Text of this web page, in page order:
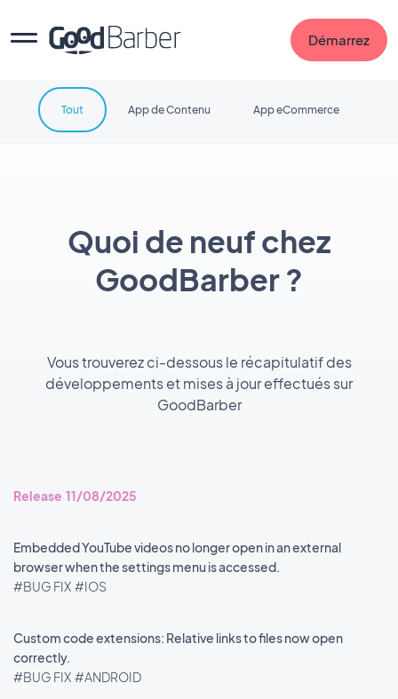
Démarrez
Quoi de neuf chez
GoodBarber ?
Vous trouverez ci-dessous le récapitulatif des
développements et mises à jour effectués sur
GoodBarber
Tout App de Contenu App eCommerce
Release 11/08/2025
Embedded YouTube videos no longer open in an external
browser when the settings menu is accessed.
#BUG FIX #IOS
Custom code extensions: Relative links to files now open
correctly.
#BUG FIX #ANDROID